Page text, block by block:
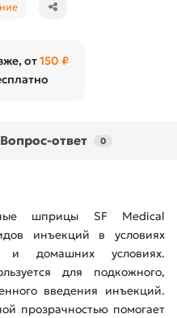
от150 ₽
Вопрос-ответ 0
шприцы SF Medical
инъекций в условиях
и домашних условиях.
для подкожного,
введения инъекций.
прозрачностью помогает